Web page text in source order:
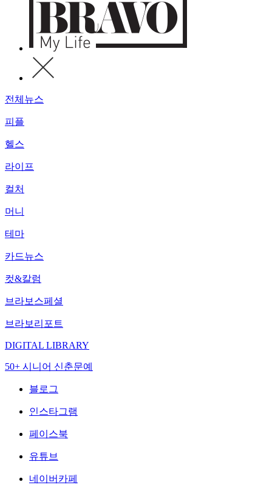
전체뉴스
피플
헬스
라이프
컬처
머니
테마
카드뉴스
컷&칼럼
브라보스페셜
브라보리포트
DIGITAL LIBRARY
50+ 시니어 신춘문예
블로그
인스타그램
페이스북
유튜브
네이버카페